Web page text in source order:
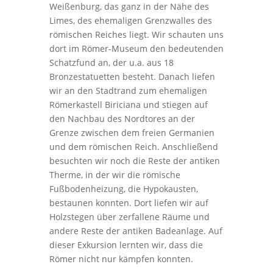
Weißenburg, das ganz in der Nähe des
Limes, des ehemaligen Grenzwalles des
römischen Reiches liegt. Wir schauten uns
dort im Römer-Museum den bedeutenden
Schatzfund an, der u.a. aus 18
Bronzestatuetten besteht. Danach liefen
wir an den Stadtrand zum ehemaligen
Römerkastell Biriciana und stiegen auf
den Nachbau des Nordtores an der
Grenze zwischen dem freien Germanien
und dem römischen Reich. Anschließend
besuchten wir noch die Reste der antiken
Therme, in der wir die römische
Fußbodenheizung, die Hypokausten,
bestaunen konnten. Dort liefen wir auf
Holzstegen über zerfallene Räume und
andere Reste der antiken Badeanlage. Auf
dieser Exkursion lernten wir, dass die
Römer nicht nur kämpfen konnten.